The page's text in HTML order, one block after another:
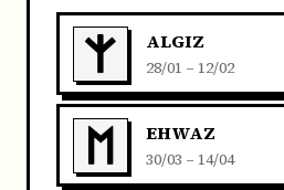
ALGIZ
28/01 – 12/02
EHWAZ
30/03 – 14/04